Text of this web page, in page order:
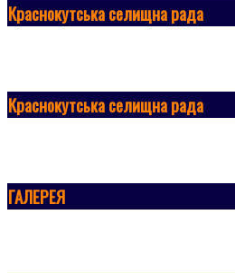
Краснокутська селищна рада
Краснокутська селищна рада
ГАЛЕРЕЯ